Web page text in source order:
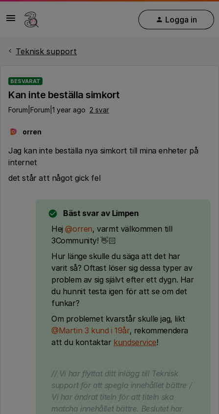
Logga in
Teknisk support
BESVARAT
Kan inte beställa simkort
Forum|Forum|1 year ago 2 svar
O orren
Jag kan inte beställa nya simkort till mina enheter på
internet
det står att något gick fel
Bäst svar av Limpen
Hej ​@orren, varmt välkommen till
3Community! 👋🏻
Hur länge skulle du säga att det har
varit så? Oftast löser sig dessa typer av
problem av sig självt efter ett dygn. Har
du hunnit testa igen för att se om det
funkar?
Om problemet kvarstår skulle jag, likt ​
@Martin 3 kund i 19år, rekommendera
att du kontaktar kundservice!
// Vi har flyttat ditt inlägg till Teknisk
support för att spegla innehållet bättre /
Vi har ändrat titeln för att titeln ska
matcha innehållet bättre. Beslutet har